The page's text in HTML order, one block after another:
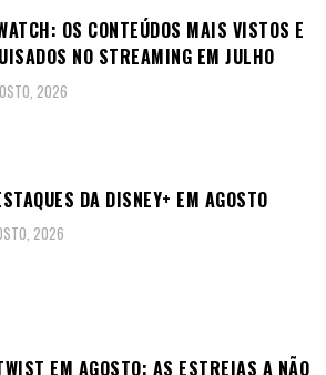
OS CONTEÚDOS MAIS VISTOS E
NO STREAMING EM JULHO
2026
DA DISNEY+ EM AGOSTO
2026
EM AGOSTO: AS ESTREIAS A NÃO